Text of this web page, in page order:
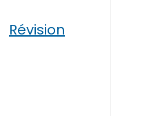
Révision